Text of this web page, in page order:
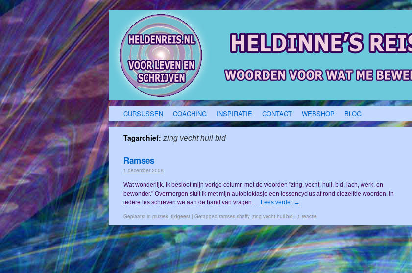
CURSUSSEN COACHING INSPIRATIE CONTACT WEBSHOP BLOG
Tagarchief: zing vecht huil bid
Ramses
1 december 2009
Wat wonderlijk. Ik besloot mijn vorige column met de woorden "zing, vecht, huil, bid, lach, werk, en
bewonder." Overmorgen sluit ik met mijn autobioklasje een lessencyclus af rond diezelfde woorden. In
iedere les schreven we aan de hand van vragen … Lees verder →
Geplaatst in muziek, tijdgeest | Getagged ramses shaffy, zing vecht huil bid | 1 reactie